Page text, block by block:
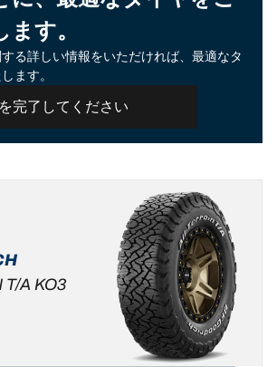
す。
る詳しい情報をいただければ、最適なタ
ます。
完了してください
T/A KO3